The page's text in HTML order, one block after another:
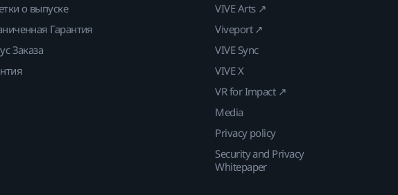
о выпуске
Гарантия
Заказа
VIVE Arts ↗
Viveport ↗
VIVE Sync
VIVE X
VR for Impact ↗
Media
Privacy policy
Security and Privacy
Whitepaper